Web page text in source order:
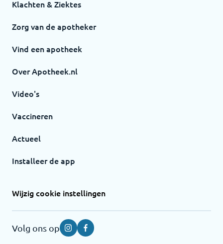
Klachten & Ziektes
Zorg van de apotheker
Vind een apotheek
Over Apotheek.nl
Video's
Vaccineren
Actueel
Installeer de app
Wijzig cookie instellingen
Volg ons op InstagramFacebook